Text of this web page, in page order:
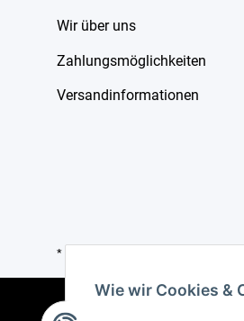
Wir über uns
Zahlungsmöglichkeiten
Versandinformationen
* Alle Preise inkl. gesetzlicher USt.,
Wie wir Cookies &